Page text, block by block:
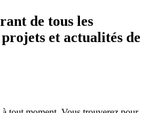
de tous les
et actualités de